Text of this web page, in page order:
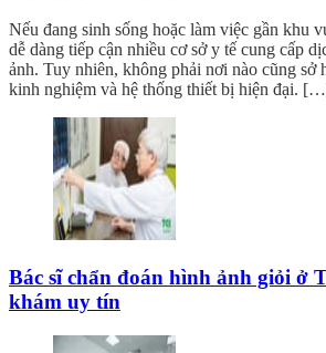
Nếu đang sinh sống hoặc làm việc gần khu
dễ dàng tiếp cận nhiều cơ sở y tế cung cấp
ảnh. Tuy nhiên, không phải nơi nào cũng sở
kinh nghiệm và hệ thống thiết bị hiện đại.
Bác sĩ chẩn đoán hình ảnh giỏi ở
khám uy tín